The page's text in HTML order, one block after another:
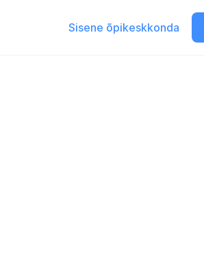
Sisene õpikeskkonda